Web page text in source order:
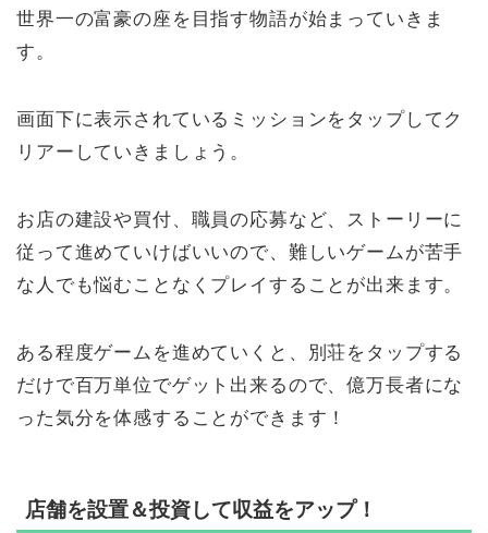
世界一の富豪の座を目指す物語が始まっていきま
す。
画面下に表示されているミッションをタップしてク
リアーしていきましょう。
お店の建設や買付、職員の応募など、ストーリーに
従って進めていけばいいので、難しいゲームが苦手
な人でも悩むことなくプレイすることが出来ます。
ある程度ゲームを進めていくと、別荘をタップする
だけで百万単位でゲット出来るので、億万長者にな
った気分を体感することができます！
店舗を設置＆投資して収益をアップ！